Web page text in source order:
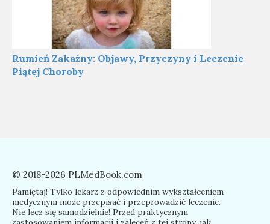
Rumień Zakaźny: Objawy, Przyczyny i Leczenie
Piątej Choroby
© 2018-2026 PLMedBook.com
Pamiętaj! Tylko lekarz z odpowiednim wykształceniem
medycznym może przepisać i przeprowadzić leczenie.
Nie lecz się samodzielnie! Przed praktycznym